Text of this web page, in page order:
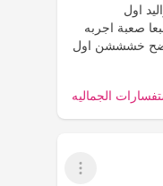
اول
صعبة اجربه
4 شهور وشعرها واضح خشششن اول
الجماليه
عرض القائمة